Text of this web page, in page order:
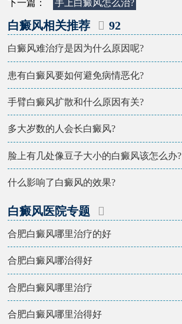
下一篇： 手上白癜风怎么治?
白癜风相关推荐 92
白癜风难治疗是因为什么原因呢?
患有白癜风要如何避免病情恶化?
手臂白癜风扩散和什么原因有关?
多大岁数的人会长白癜风?
脸上有几处像豆子大小的白癜风该怎么办?
什么影响了白癜风的效果?
白癜风医院专题
合肥白癜风哪里治疗的好
合肥白癜风哪治得好
合肥白癜风哪里治疗
合肥白癜风哪里治得好